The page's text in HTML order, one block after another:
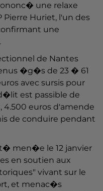
une relaxe
Huriet, l'un des
une
de Nantes
�g�s de 23 � 61
avec sursis pour
est passible de
euros d'amende
de conduire pendant
men�e le 12 janvier
en soutien aux
vivant sur le
et menac�s